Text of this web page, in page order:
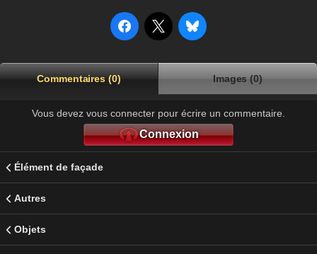
Commentaires (0) Images (0)
Vous devez vous connecter pour écrire un commentaire.
Connexion
Élément de façade
Autres
Objets